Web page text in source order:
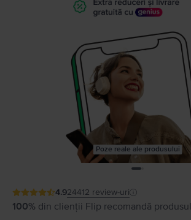
Poze reale ale produsului
4.924412 review-uri
100% din clienții Flip recomandă produsul